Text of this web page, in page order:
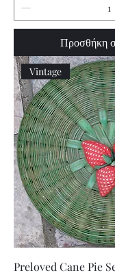
Προσθήκη
Vintage
Preloved Cane Pie